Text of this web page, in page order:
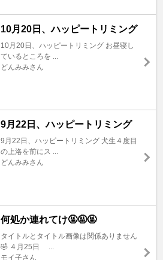
10月20日、ハッピートリミング
10月20日、ハッピートリミング お昼寝し
ているところを ...
どんみみさん
9月22日、ハッピートリミング
9月22日、ハッピートリミング 犬生４度目
の上洛を前にス ...
どんみみさん
何処か連れてけ🤬🤬🤬
タイトルとタイトル画像は関係ありません
🤣 ４月25日 ...
モイ子さん